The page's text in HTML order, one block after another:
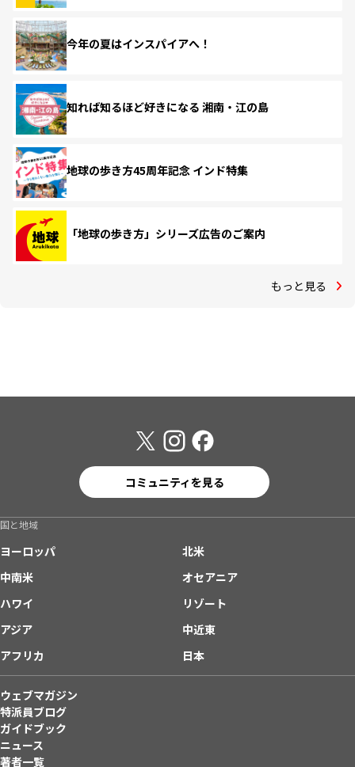
今年の夏はインスパイアへ！
知れば知るほど好きになる 湘南・江の島
地球の歩き方45周年記念 インド特集
「地球の歩き方」シリーズ広告のご案内
もっと見る
コミュニティを見る
国と地域
ヨーロッパ
北米
中南米
オセアニア
ハワイ
リゾート
アジア
中近東
アフリカ
日本
ウェブマガジン
特派員ブログ
ガイドブック
ニュース
著者一覧